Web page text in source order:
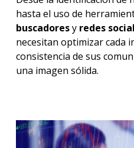
hasta el uso de
buscadoresy redes
necesitan optimizar cada
consistencia de sus
una imagen sólida.